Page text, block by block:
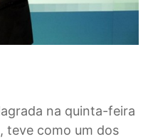
na quinta-feira
teve como um dos